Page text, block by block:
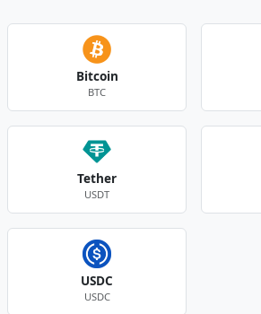
Bitcoin
BTC
Tether
USDT
USDC
USDC